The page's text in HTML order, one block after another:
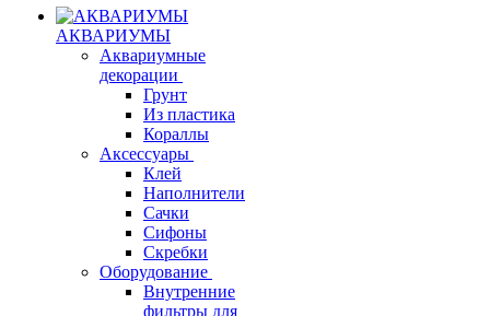
АКВАРИУМЫ
Аквариумные
декорации
Грунт
Из пластика
Кораллы
Аксессуары
Клей
Наполнители
Сачки
Сифоны
Скребки
Оборудование
Внутренние
фильтры для